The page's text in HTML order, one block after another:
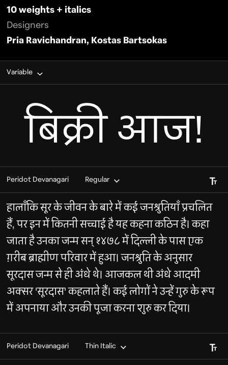
10 weights + italics
Designers
Pria Ravichandran, Kostas Bartsokas
Variable
बिक्री आज!
Peridot Devanagari Regular Font
हालाँकि सूर के जीवन के बारे में कई जनश्रुतियाँ प्रचलित
हैं, पर इन में कितनी सच्चाई है यह कहना कठिन है। कहा
जाता है उनका जन्म सन् १४७८ में दिल्ली के पास एक
ग़रीब ब्राह्मीण परिवार में हुआ। जनश्रुति के अनुसार
सूरदास जन्म से ही अंधे थे। आजकल थी अंधे आदमी
अक्सर 'सूरदास' कहलाते हैं। कई लोगों ने उन्हें गुरु के रूप
में अपनाया और उनकी पूजा करना शुरु कर दिया।
Peridot Devanagari Thin Italic Font